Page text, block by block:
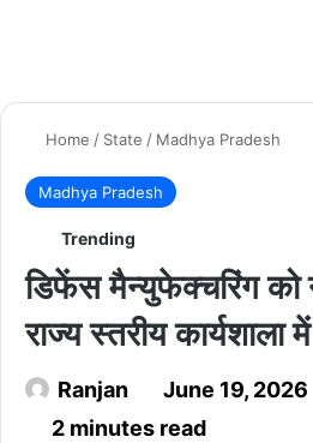
Home / State / Madhya Pradesh
Madhya Pradesh
Trending
डिफेंस मैन्युफेक्चरिंग को
राज्य स्तरीय
Ranjan June 19, 2026
2 minutes read